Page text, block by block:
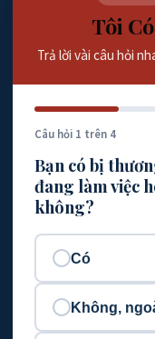
Tôi
Trả lời vài câu hỏi
Câu hỏi 1 trên 4
Bạn có bị
đang làm việc
không?
Có
Không,